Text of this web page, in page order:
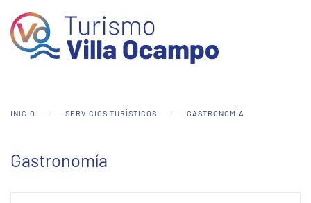
Skip to main content
INICIO SERVICIOS TURÍSTICOS GASTRONOMÍA
Gastronomía